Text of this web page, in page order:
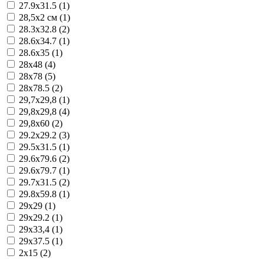
27.9x31.5 (1)
28,5x2 см (1)
28.3x32.8 (2)
28.6x34.7 (1)
28.6x35 (1)
28x48 (4)
28x78 (5)
28x78.5 (2)
29,7x29,8 (1)
29,8x29,8 (4)
29,8x60 (2)
29.2x29.2 (3)
29.5x31.5 (1)
29.6x79.6 (2)
29.6x79.7 (1)
29.7x31.5 (2)
29.8x59.8 (1)
29x29 (1)
29x29.2 (1)
29x33,4 (1)
29x37.5 (1)
2x15 (2)